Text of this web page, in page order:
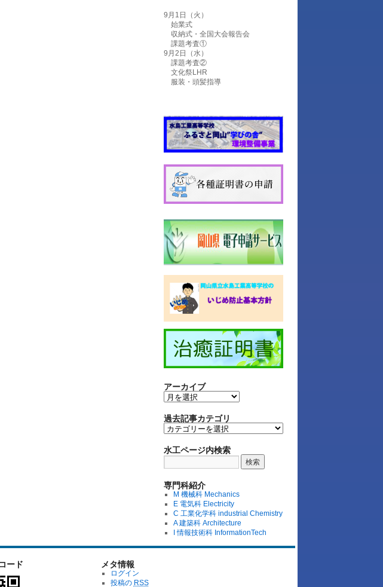
9月1日（火）
始業式
収納式・全国大会報告会
課題考査①
9月2日（水）
課題考査②
文化祭LHR
服装・頭髪指導
アーカイブ
過去記事カテゴリ
水工ページ内検索
専門科紹介
M 機械科 Mechanics
E 電気科 Electricity
C 工業化学科 industrial Chemistry
A 建築科 Architecture
I 情報技術科 InformationTech
ード メタ情報
ログイン
投稿の RSS